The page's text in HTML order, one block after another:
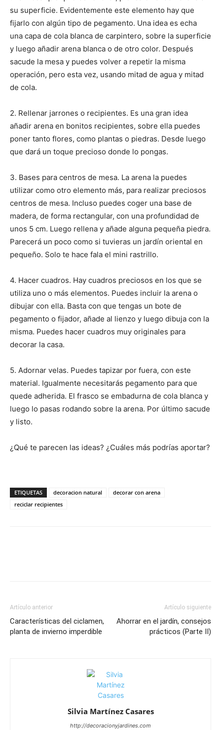
su superficie. Evidentemente este elemento hay que
fijarlo con algún tipo de pegamento. Una idea es echa
una capa de cola blanca de carpintero, sobre la superficie
y luego añadir arena blanca o de otro color. Después
sacude la mesa y puedes volver a repetir la misma
operación, pero esta vez, usando mitad de agua y mitad
de cola.
2. Rellenar jarrones o recipientes. Es una gran idea
añadir arena en bonitos recipientes, sobre ella puedes
poner tanto flores, como plantas o piedras. Desde luego
que dará un toque precioso donde lo pongas.
3. Bases para centros de mesa. La arena la puedes
utilizar como otro elemento más, para realizar preciosos
centros de mesa. Incluso puedes coger una base de
madera, de forma rectangular, con una profundidad de
unos 5 cm. Luego rellena y añade alguna pequeña piedra.
Parecerá un poco como si tuvieras un jardín oriental en
pequeño. Solo te hace fala el mini rastrillo.
4. Hacer cuadros. Hay cuadros preciosos en los que se
utiliza uno o más elementos. Puedes incluir la arena o
dibujar con ella. Basta con que tengas un bote de
pegamento o fijador, añade al lienzo y luego dibuja con la
misma. Puedes hacer cuadros muy originales para
decorar la casa.
5. Adornar velas. Puedes tapizar por fuera, con este
material. Igualmente necesitarás pegamento para que
quede adherida. El frasco se embadurna de cola blanca y
luego lo pasas rodando sobre la arena. Por último sacude
y listo.
¿Qué te parecen las ideas? ¿Cuáles más podrías aportar?
ETIQUETAS decoracion natural
decorar con arena
reciclar recipientes
Artículo anterior
Características del ciclamen,
planta de invierno imperdible
Artículo siguiente
Ahorrar en el jardín, consejos
prácticos (Parte II)
Silvia Martínez Casares
http://decoracionyjardines.com